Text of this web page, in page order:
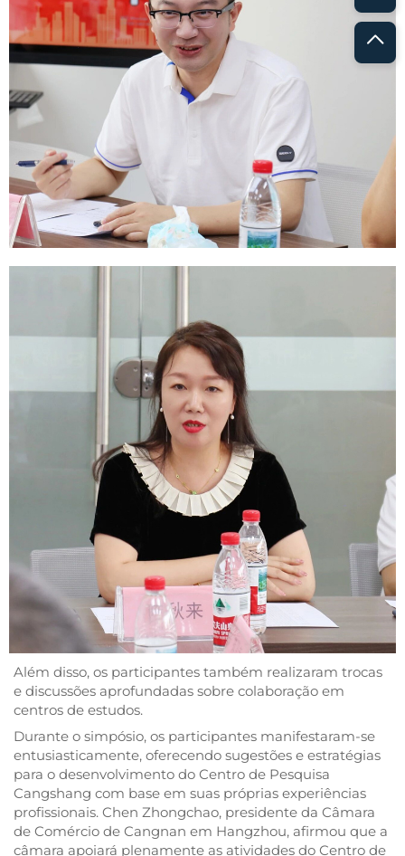
Além disso, os participantes também realizaram trocas
e discussões aprofundadas sobre colaboração em
centros de estudos.
Durante o simpósio, os participantes manifestaram-se
entusiasticamente, oferecendo sugestões e estratégias
para o desenvolvimento do Centro de Pesquisa
Cangshang com base em suas próprias experiências
profissionais. Chen Zhongchao, presidente da Câmara
de Comércio de Cangnan em Hangzhou, afirmou que a
câmara apoiará plenamente as atividades do Centro de